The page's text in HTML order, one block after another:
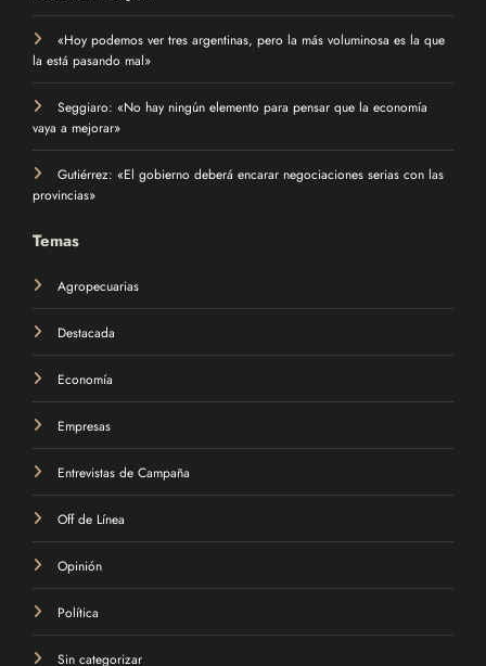
«Hoy podemos ver tres argentinas, pero la más voluminosa es la que
la está pasando mal»
Seggiaro: «No hay ningún elemento para pensar que la economía
vaya a mejorar»
Gutiérrez: «El gobierno deberá encarar negociaciones serias con las
provincias»
Temas
Agropecuarias
Destacada
Economía
Empresas
Entrevistas de Campaña
Off de Línea
Opinión
Política
Sin categorizar